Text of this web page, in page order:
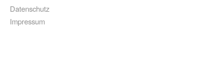
Datenschutz
Impressum